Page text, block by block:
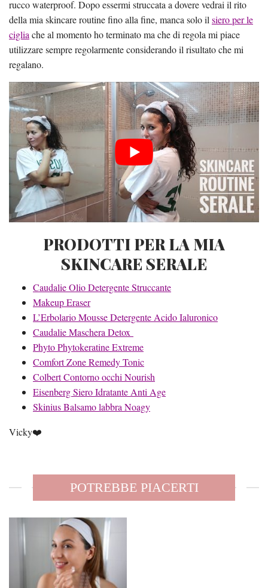
rucco waterproof. Dopo essermi struccata a dovere vedrai il rito
della mia skincare routine fino alla fine, manca solo il siero per le
ciglia che al momento ho terminato ma che di regola mi piace
utilizzare sempre regolarmente considerando il risultato che mi
regalano.
PRODOTTI PER LA MIA
SKINCARE SERALE
Caudalie Olio Detergente Struccante
Makeup Eraser
L’Erbolario Mousse Detergente Acido Ialuronico
Caudalie Maschera Detox
Phyto Phytokeratine Extreme
Comfort Zone Remedy Tonic
Colbert Contorno occhi Nourish
Eisenberg Siero Idratante Anti Age
Skinius Balsamo labbra Noagy
Vicky❤️
POTREBBE PIACERTI